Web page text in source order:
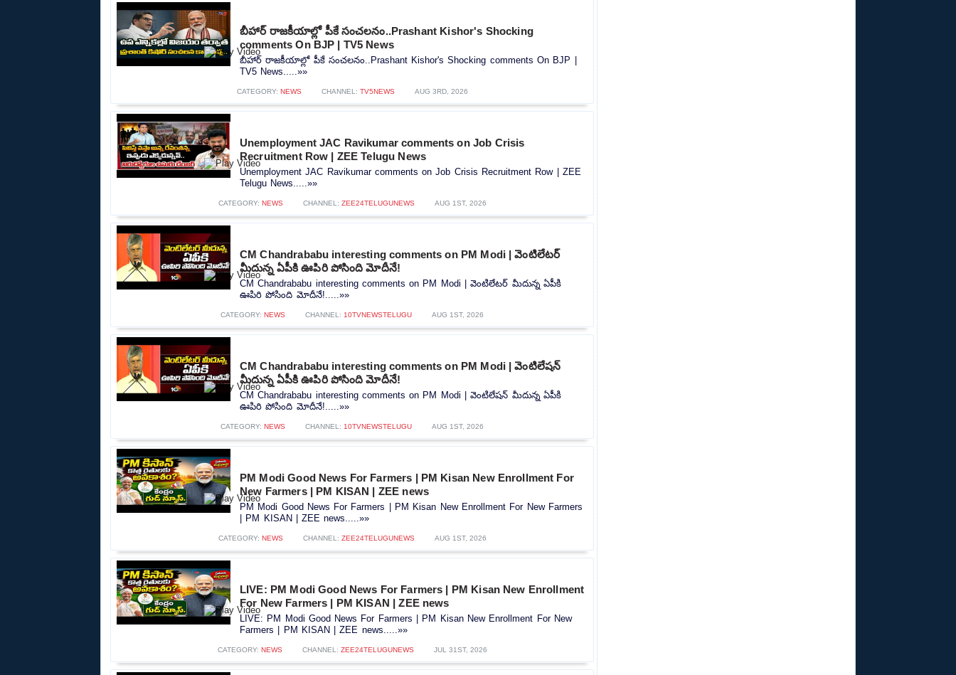
బీహార్ రాజకీయాల్లో పీకే సంచలనం..Prashant Kishor's Shocking
comments On BJP | TV5 News
బీహార్ రాజకీయాల్లో పీకే సంచలనం..Prashant Kishor's Shocking comments On BJP |
TV5 News.....»»
CATEGORY: NEWS CHANNEL: TV5NEWS AUG 3RD, 2026
Unemployment JAC Ravikumar comments on Job Crisis
Recruitment Row | ZEE Telugu News
Unemployment JAC Ravikumar comments on Job Crisis Recruitment Row | ZEE
Telugu News.....»»
CATEGORY: NEWS CHANNEL: ZEE24TELUGUNEWS AUG 1ST, 2026
CM Chandrababu interesting comments on PM Modi | వెంటిలేటర్
మీదున్న ఏపీకి ఊపిరి పోసింది మోదీనే!
CM Chandrababu interesting comments on PM Modi | వెంటిలేటర్ మీదున్న ఏపీకి
ఊపిరి పోసింది మోదీనే!.....»»
CATEGORY: NEWS CHANNEL: 10TVNEWSTELUGU AUG 1ST, 2026
CM Chandrababu interesting comments on PM Modi | వెంటిలేషన్
మీదున్న ఏపీకి ఊపిరి పోసింది మోదీనే!
CM Chandrababu interesting comments on PM Modi | వెంటిలేషన్ మీదున్న ఏపీకి
ఊపిరి పోసింది మోదీనే!.....»»
CATEGORY: NEWS CHANNEL: 10TVNEWSTELUGU AUG 1ST, 2026
PM Modi Good News For Farmers | PM Kisan New Enrollment For
New Farmers | PM KISAN | ZEE news
PM Modi Good News For Farmers | PM Kisan New Enrollment For New Farmers
| PM KISAN | ZEE news.....»»
CATEGORY: NEWS CHANNEL: ZEE24TELUGUNEWS AUG 1ST, 2026
LIVE: PM Modi Good News For Farmers | PM Kisan New Enrollment
For New Farmers | PM KISAN | ZEE news
LIVE: PM Modi Good News For Farmers | PM Kisan New Enrollment For New
Farmers | PM KISAN | ZEE news.....»»
CATEGORY: NEWS CHANNEL: ZEE24TELUGUNEWS JUL 31ST, 2026